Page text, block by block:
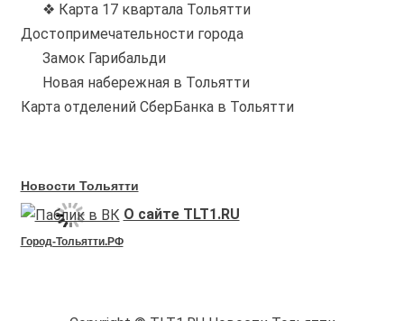
❖ Карта 17 квартала Тольятти
Достопримечательности города
Замок Гарибальди
Новая набережная в Тольятти
Карта отделений СберБанка в Тольятти
Новости Тольятти
О сайте TLT1.RU
Город-Тольятти.РФ